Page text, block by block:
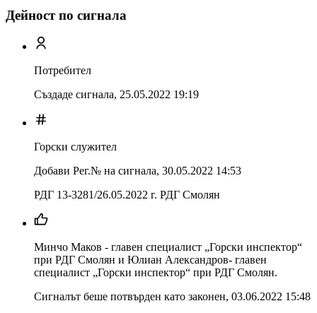
Дейност по сигнала
Потребител
Създаде сигнала, 25.05.2022 19:19
Горски служител
Добави Рег.№ на сигнала, 30.05.2022 14:53
РДГ 13-3281/26.05.2022 г. РДГ Смолян
Минчо Маков - главен специалист „Горски инспектор“
при РДГ Смолян и Юлиан Александров- главен
специалист „Горски инспектор“ при РДГ Смолян.
Сигналът беше потвърден като законен, 03.06.2022 15:48